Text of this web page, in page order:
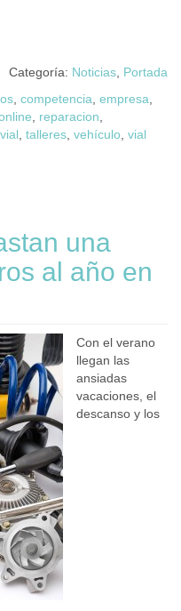
Categoría: Noticias Portada
competencia empresa
reparacion
talleres vehículo vial
una
al año en
Con el verano
llegan las
ansiadas
vacaciones, el
descanso y los